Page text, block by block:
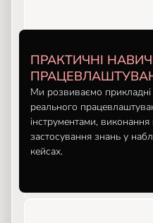
ПРАКТИЧНІ
Ми розвиваємо прикладні
реального
інструментами,
застосування знань у
кейсах.